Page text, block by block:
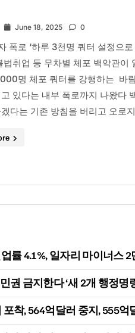
June 18, 2025 0
폭로 ‘하루 3천명 쿼터 설정으
법취업 등 무차별 체포 백악관
명 체포 쿼터를 강행하는 바
있다는 내부 폭로까지 나왔다
다는 기존 방침을 버리고 오로
률 4.1%, 일자리 마이너스 2
금지한다 ‘새 2개 행정명
착, 564억달러 중지, 555억